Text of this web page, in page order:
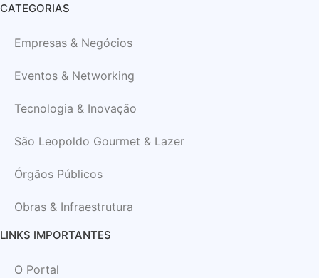
CATEGORIAS
Empresas & Negócios
Eventos & Networking
Tecnologia & Inovação
São Leopoldo Gourmet & Lazer
Órgãos Públicos
Obras & Infraestrutura
LINKS IMPORTANTES
O Portal